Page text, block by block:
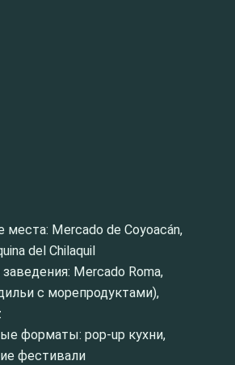
Mercado de Coyoacán,
del Chilaquil
Mercado Roma,
с морепродуктами),
форматы: pop-up кухни,
фестивали